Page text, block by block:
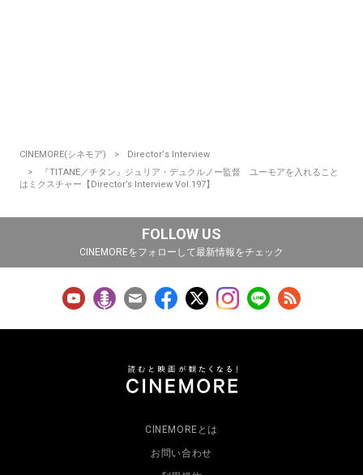
CINEMORE(シネモア)
Director‘s Interview
『TITANE／チタン』ジュリア・デュクルノー監督 ユーモアを入れること
はミクスチャー【Director’s Interview Vol.197】
FOLLOW US
CINEMOREをフォローして最新情報をチェック
CINEMOREとは
お問い合わせ